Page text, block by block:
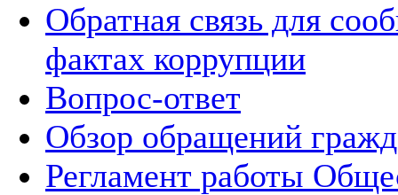
Обратная связь для
фактах коррупции
Вопрос-ответ
Обзор обращений
Регламент работы